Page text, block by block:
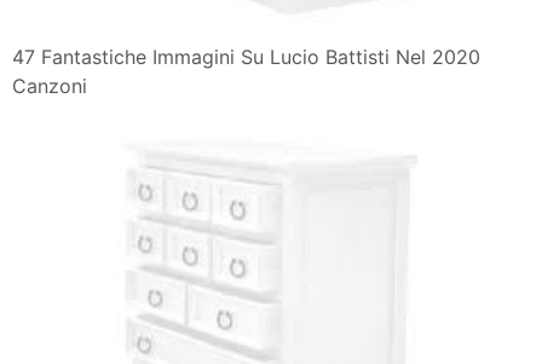
47 Fantastiche Immagini Su Lucio Battisti Nel 2020
Canzoni